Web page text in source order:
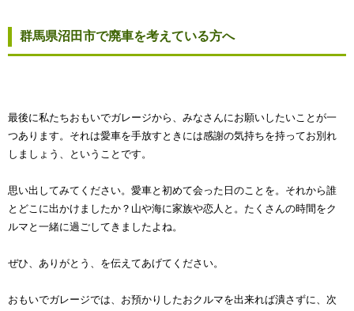
群馬県沼田市で廃車を考えている方へ
最後に私たちおもいでガレージから、みなさんにお願いしたいことが一
つあります。それは愛車を手放すときには感謝の気持ちを持ってお別れ
しましょう、ということです。
思い出してみてください。愛車と初めて会った日のことを。それから誰
とどこに出かけましたか？山や海に家族や恋人と。たくさんの時間をク
ルマと一緒に過ごしてきましたよね。
ぜひ、ありがとう、を伝えてあげてください。
おもいでガレージでは、お預かりしたおクルマを出来れば潰さずに、次